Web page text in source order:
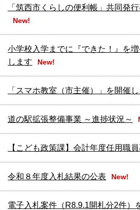
「筑西市くらしの便利帳」共同発
New!
小学校入学までに『できた！』を
します
New!
「スマホ教室（市主催）」を開催し
道の駅拡張整備事業 ～進捗状況～
【こども政策課】会計年度任用職
令和８年度入札結果の公表 New!
電子入札案件（R8.9.1開札分2件）